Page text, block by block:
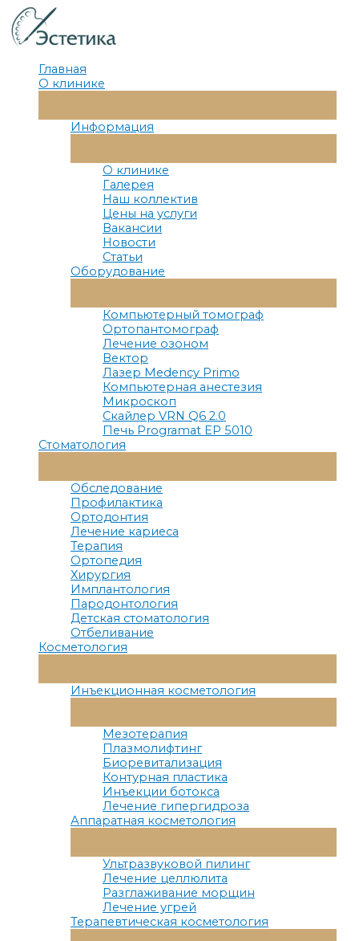
Перейти
к
содержимому
Главная
О клинике
Меню
Информация
Меню
О клинике
Галерея
Наш коллектив
Цены на услуги
Вакансии
Новости
Статьи
Оборудование
Меню
Компьютерный томограф
Ортопантомограф
Лечение озоном
Вектор
Лазер Medency Primo
Компьютерная анестезия
Микроскоп
Скайлер VRN Q6 2.0
Печь Programat EP 5010
Стоматология
Меню
Обследование
Профилактика
Ортодонтия
Лечение кариеса
Терапия
Ортопедия
Хирургия
Имплантология
Пародонтология
Детская стоматология
Отбеливание
Косметология
Меню
Инъекционная косметология
Меню
Мезотерапия
Плазмолифтинг
Биоревитализация
Контурная пластика
Инъекции ботокса
Лечение гипергидроза
Аппаратная косметология
Меню
Ультразвуковой пилинг
Лечение целлюлита
Разглаживание морщин
Лечение угрей
Терапевтическая косметология